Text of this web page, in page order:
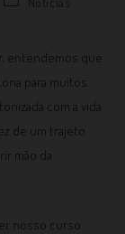
entendemos que
para muitos.
com a vida
de um trajeto
mão da
nosso curso